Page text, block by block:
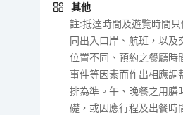
其他
註:抵達時間及遊覽時間
同出入口岸、航班，以及
位置不同、預約之餐廳時
事件等因素而作出相應調
排為準。午、晚餐之用
礎，或因應行程及出餐時